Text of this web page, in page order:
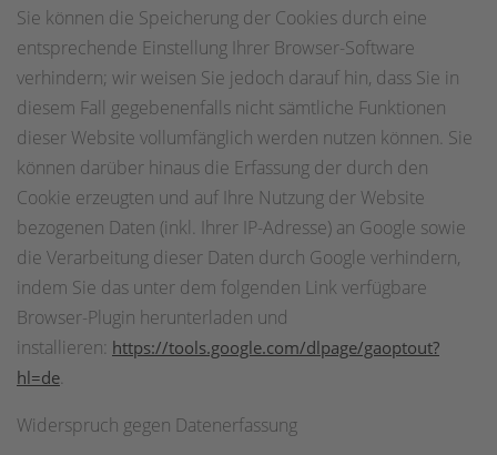
Sie können die Speicherung der Cookies durch eine
entsprechende Einstellung Ihrer Browser-Software
verhindern; wir weisen Sie jedoch darauf hin, dass Sie in
diesem Fall gegebenenfalls nicht sämtliche Funktionen
dieser Website vollumfänglich werden nutzen können. Sie
können darüber hinaus die Erfassung der durch den
Cookie erzeugten und auf Ihre Nutzung der Website
bezogenen Daten (inkl. Ihrer IP-Adresse) an Google sowie
die Verarbeitung dieser Daten durch Google verhindern,
indem Sie das unter dem folgenden Link verfügbare
Browser-Plugin herunterladen und
installieren: https://tools.google.com/dlpage/gaoptout?
hl=de.
Widerspruch gegen Datenerfassung